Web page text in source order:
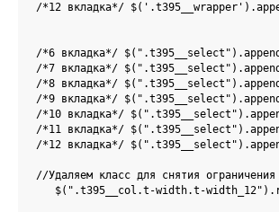
/*12 вкладка*/
/*6 вкладка*/
/*7 вкладка*/
/*8 вкладка*/
/*9 вкладка*/
/*10 вкладка*/
/*11 вкладка*/
/*12 вкладка*/
//Удаляем класс для снятия
$(".t395__col.t-width.t-